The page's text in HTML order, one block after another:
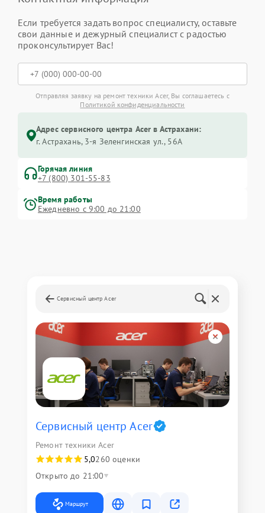
Если требуется задать вопрос специалисту, оставьте
свои данные и дежурный специалист с радостью
проконсультирует Вас!
Отправляя заявку на ремонт техники Acer, Вы соглашаетесь с
Политикой конфиденциальности
Адрес сервисного центра Acer в Астрахани:
г. Астрахань, 3-я Зеленгинская ул., 56А
Горячая линия
+7 (800) 301-55-83
Время работы
Ежедневно с 9:00 до 21:00
Сервисный центр Acer
Сервисный центр Acer
Ремонт техники Acer
5,0260 оценки
Открыто до 21:00
Маршрут